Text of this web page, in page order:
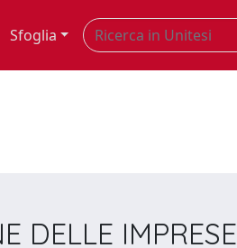
Sfoglia
DELLE IMPRESE